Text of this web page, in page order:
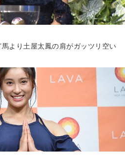
馬より土屋太鳳の肩がガッツリ空い